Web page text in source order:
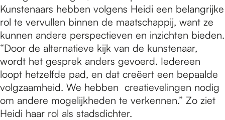
Kunstenaars hebben volgens Heidi een belangrijke
rol te vervullen binnen de maatschappij, want ze
kunnen andere perspectieven en inzichten bieden.
“Door de alternatieve kijk van de kunstenaar,
wordt het gesprek anders gevoerd. Iedereen
loopt hetzelfde pad, en dat creëert een bepaalde
volgzaamheid. We hebben creatievelingen nodig
om andere mogelijkheden te verkennen.” Zo ziet
Heidi haar rol als stadsdichter.